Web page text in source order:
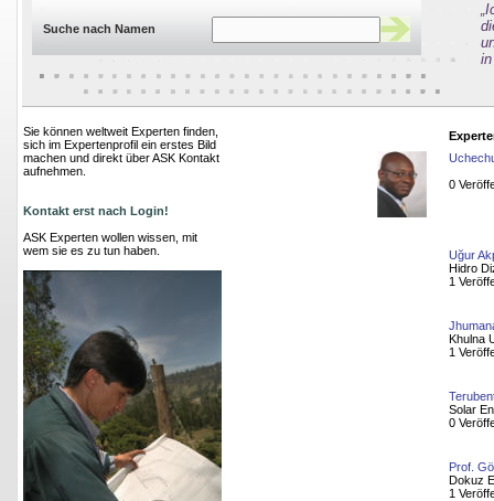
Suche nach Namen
Sie können weltweit Experten finden,
sich im Expertenprofil ein erstes Bild
machen und direkt über ASK Kontakt
aufnehmen.
Kontakt erst nach Login!
ASK Experten wollen wissen, mit
wem sie es zu tun haben.
0
Uğur
Hidro
1
Khulna
1
Solar
0
Prof.
Dokuz
1